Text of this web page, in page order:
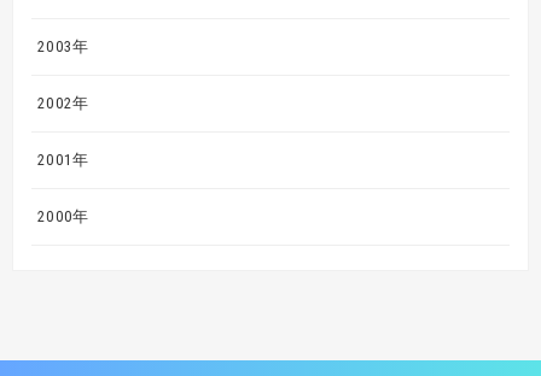
2003年
2002年
2001年
2000年